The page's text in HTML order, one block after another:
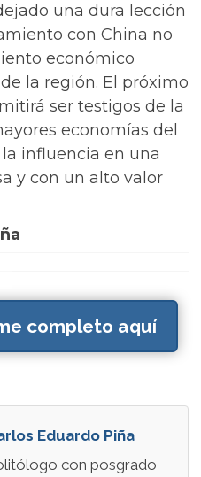
una dura lección
con China no
económico
la región. El próximo
ser testigos de la
economías del
influencia en una
y con un alto valor
completo aquí
Eduardo Piña
con posgrado